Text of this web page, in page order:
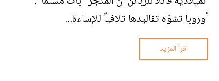
أوروبا تشوّه تقاليدها تلافياً للإساءة...
اقرأ المزيد